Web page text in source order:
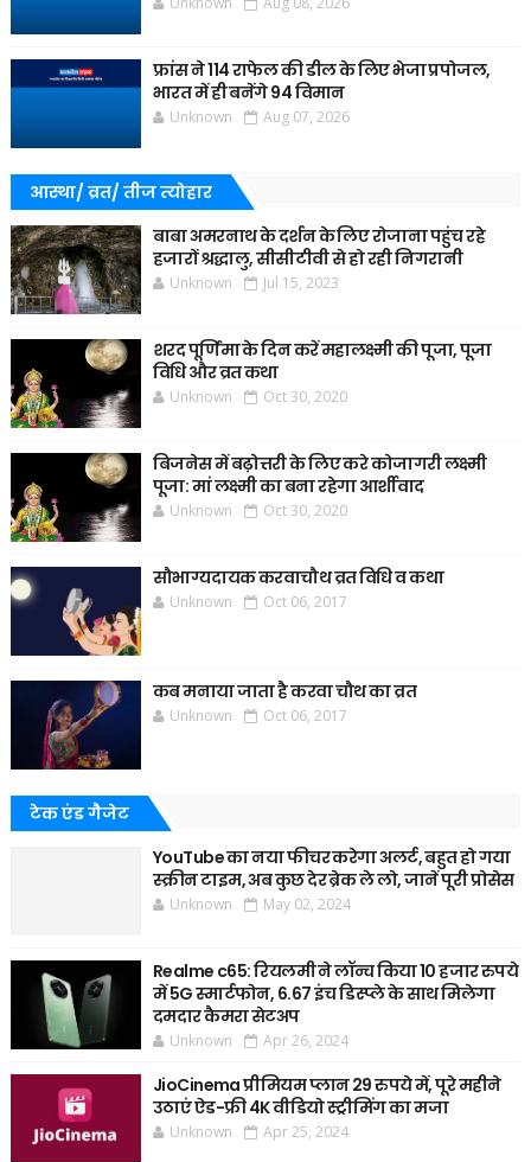
फ्रांस ने 114 राफेल की डील के लिए भेजा प्रपोजल,
भारत में ही बनेंगे 94 विमान
Unknown Aug 07, 2026
आस्था/ व्रत/ तीज त्‍योहार
बाबा अमरनाथ के दर्शन के लिए रोजाना पहुंच रहे
हजारों श्रद्धालु, सीसीटीवी से हो रही निगरानी
Unknown Jul 15, 2023
शरद पूर्णिमा के दिन करें महालक्ष्मी की पूजा, पूजा
विधि और व्रत कथा
Unknown Oct 30, 2020
बिजनेस में बढ़ोत्तरी के लिए करे कोजागरी लक्ष्मी
पूजा: मां लक्ष्मी का बना रहेगा आर्शीवाद
Unknown Oct 30, 2020
सौभाग्यदायक करवाचौथ व्रत विधि व कथा
Unknown Oct 06, 2017
कब मनाया जाता है करवा चौथ का व्रत
Unknown Oct 06, 2017
टेक एंड गैजेट
YouTube का नया फीचर करेगा अलर्ट, बहुत हो गया
स्क्रीन टाइम, अब कुछ देर ब्रेक ले लो, जानें पूरी प्रोसेस
Unknown May 02, 2024
Realme c65: रियलमी ने लॉन्च किया 10 हजार रुपये
में 5G स्मार्टफोन, 6.67 इंच डिस्प्ले के साथ मिलेगा
दमदार कैमरा सेटअप
Unknown Apr 26, 2024
JioCinema प्रीमियम प्लान 29 रुपये में, पूरे महीने
उठाएं ऐड-फ्री 4K वीडियो स्ट्रीमिंग का मजा
Unknown Apr 25, 2024